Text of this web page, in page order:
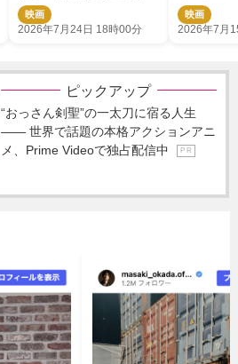
れる場面写真公開
映画
2026年7月24日 18時00分
映画
2026年7月
ピックアップ
“おっさん剣聖”の一太刀に宿る人生
―― 世界で話題の本格アクションアニ
メ、Prime Videoで独占配信中
P R